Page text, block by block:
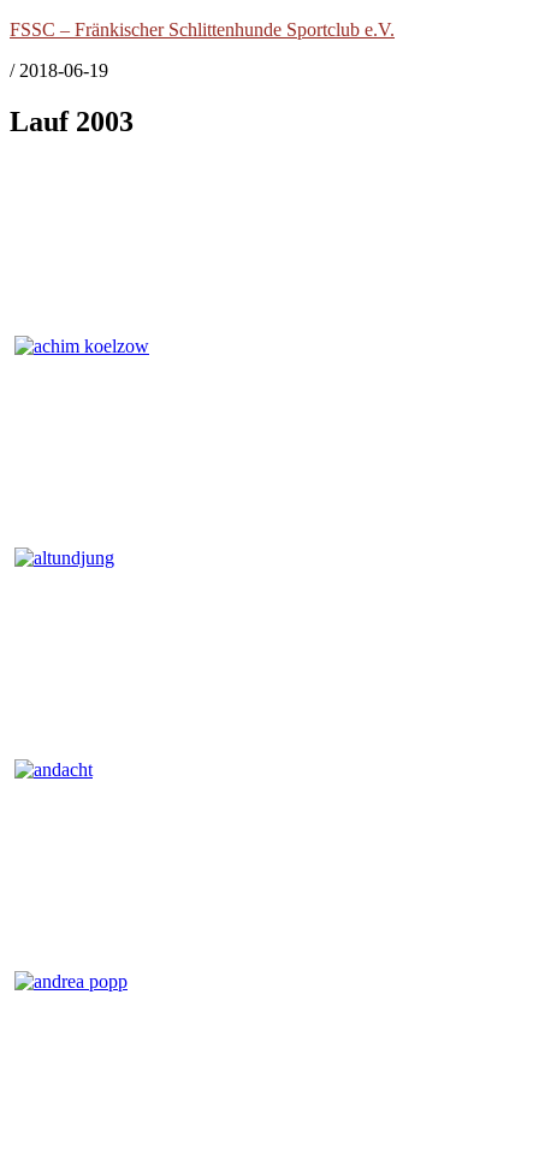
FSSC – Fränkischer Schlittenhunde Sportclub e.V.
/ 2018-06-19
Lauf 2003